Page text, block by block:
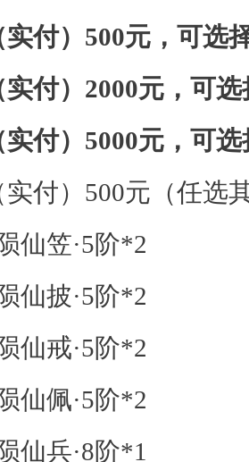
付）500元，可选
付）2000元，可
付）5000元，可
付）500元（任选
仙笠·5阶*2
仙披·5阶*2
仙戒·5阶*2
仙佩·5阶*2
仙兵·8阶*1